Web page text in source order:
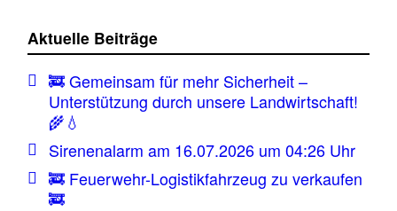
Aktuelle Beiträge
🚒 Gemeinsam für mehr Sicherheit –
Unterstützung durch unsere Landwirtschaft!
🌾💧
Sirenenalarm am 16.07.2026 um 04:26 Uhr
🚒 Feuerwehr-Logistikfahrzeug zu verkaufen
🚒